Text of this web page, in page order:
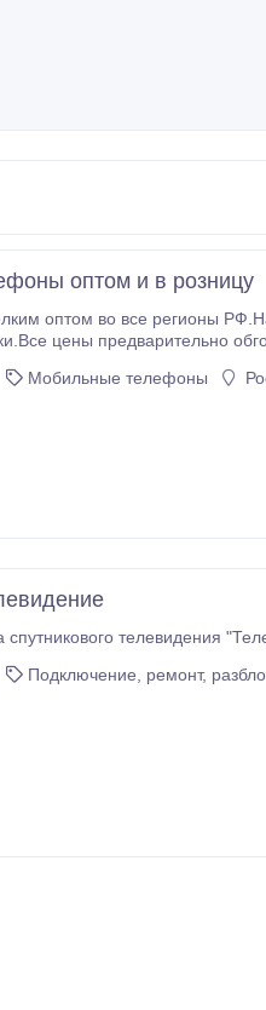
оптом и в розницу
оптом во все регионы
цены предварительно
Мобильные телефоны
спутникового телевидения
Подключение, ремонт,